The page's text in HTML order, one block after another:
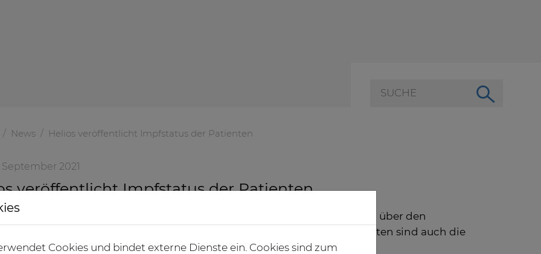
News Helios veröffentlicht Impfstatus der Patienten
September 2021
veröffentlicht Impfstatus der Patienten
veröffentlicht Helios neben der Auslastung der Betten auch die Daten über den
der an Corona erkrankten Patienten. Neben den stationär Behandelten sind auch die
der Intensivstation einsehbar.
Cookies und bindet externe Dienste ein. Cookies sind zum